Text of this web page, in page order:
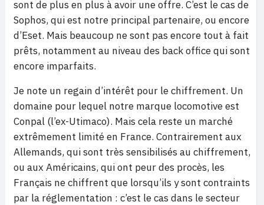
sont de plus en plus à avoir une offre. C’est le cas de
Sophos, qui est notre principal partenaire, ou encore
d’Eset. Mais beaucoup ne sont pas encore tout à fait
prêts, notamment au niveau des back office qui sont
encore imparfaits.
Je note un regain d’intérêt pour le chiffrement. Un
domaine pour lequel notre marque locomotive est
Conpal (l’ex-Utimaco). Mais cela reste un marché
extrêmement limité en France. Contrairement aux
Allemands, qui sont très sensibilisés au chiffrement,
ou aux Américains, qui ont peur des procès, les
Français ne chiffrent que lorsqu’ils y sont contraints
par la réglementation : c’est le cas dans le secteur